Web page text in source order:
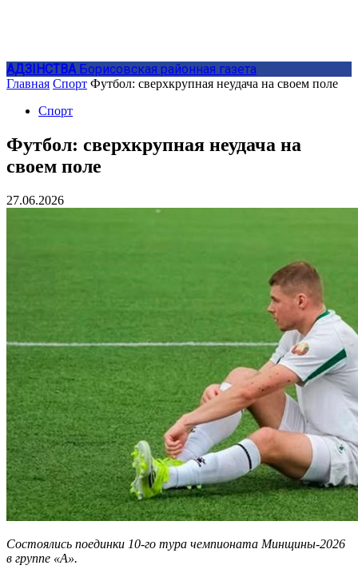
АДЗIНСТВА Борисовская районная газета
Главная Спорт Футбол: сверхкрупная неудача на своем поле
Спорт
Футбол: сверхкрупная неудача на
своем поле
27.06.2026
Состоялись поединки 10-го тура чемпионата Минщины-2026
в группе «А».